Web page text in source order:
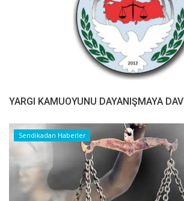
YARGI KAMUOYUNU DAYANIŞMAYA
Sendikadan Haberler